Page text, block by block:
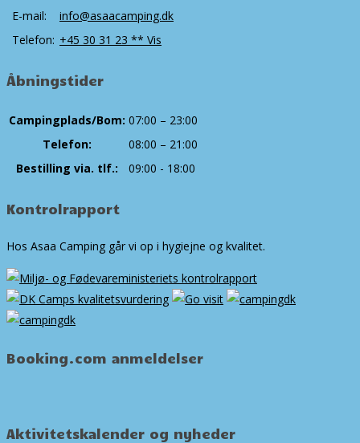
E-mail:
info@asaacamping.dk
Telefon: +45 30 31 23 ** Vis
Åbningstider
Campingplads/Bom: 07:00 – 23:00
Telefon:
08:00 – 21:00
Bestilling via. tlf.:
09:00 - 18:00
Kontrolrapport
Hos Asaa Camping går vi op i hygiejne og kvalitet.
Booking.com anmeldelser
Aktivitetskalender og nyheder